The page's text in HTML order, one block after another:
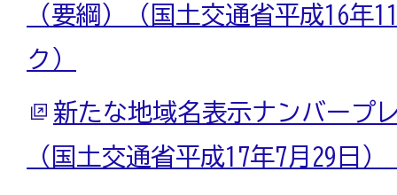
（要綱）（国土交通省平成16年
ク）
新たな地域名表示ナンバープ
（国土交通省平成17年7月29日